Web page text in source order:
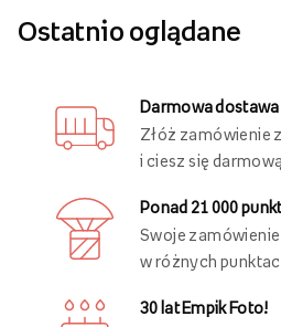
Ostatnio oglądane
Darmowa dostawa
Złóż zamówienie
i ciesz się
Ponad 21 000
Swoje
w różnych
30 lat Empik Foto!